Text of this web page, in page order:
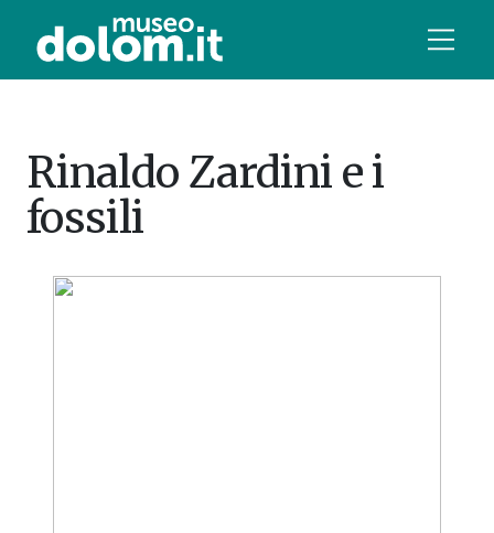
Rinaldo Zardini e i
fossili